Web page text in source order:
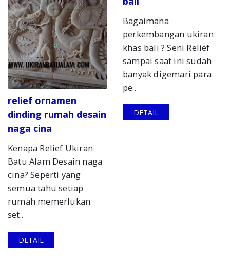
relief ornamen
dinding rumah desain
naga cina
Kenapa Relief Ukiran
Batu Alam Desain naga
cina? Seperti yang
semua tahu setiap
rumah memerlukan
set..
DETAIL
Bagaimana
perkembangan ukiran
khas bali ? Seni Relief
sampai saat ini sudah
banyak digemari para
pe..
DETAIL